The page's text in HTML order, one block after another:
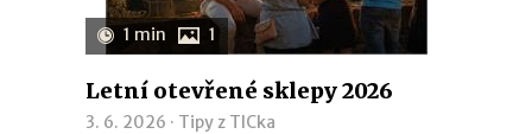
1 min 1
Letní otevřené sklepy 2026
3. 6. 2026 · Tipy z TICka